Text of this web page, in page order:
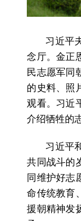
习近平
念厅。金正
民志愿军同
的史料、照
观看。习近
介绍牺牲的
习近平
共同战斗的
同维护好志
命传统教育
援朝精神发